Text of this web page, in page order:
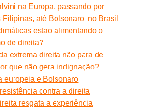
na Europa, passando por
Filipinas, até Bolsonaro, no Brasil
estão alimentando o
de direita?
extrema direita não para de
que não gera indignação?
europeia e Bolsonaro
contra a direita
resgata a experiência